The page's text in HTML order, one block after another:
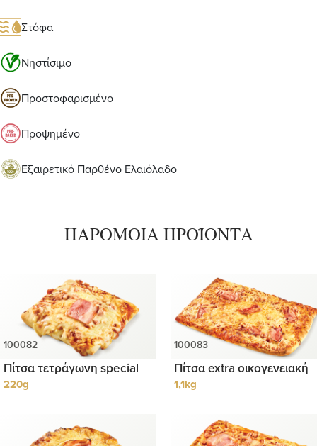
Στόφα
Νηστίσιμο
Προστοφαρισμένο
Προψημένο
Εξαιρετικό Παρθένο Ελαιόλαδο
ΠΑΡΟΜΟΙΑ ΠΡΟΪΟΝΤΑ
Πίτσα τετράγωνη special
220g
Πίτσα extra οικογενειακή
1,1kg